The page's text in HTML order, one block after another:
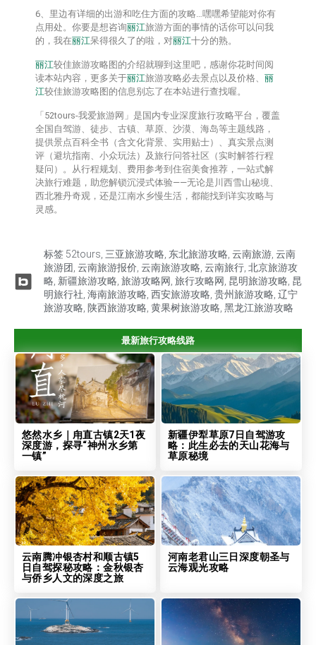
6、里边有详细的出游和吃住方面的攻略…嘿嘿希望能对你有
点用处。你要是想咨询丽江旅游方面的事情的话你可以问我
的，我在丽江呆得很久了的啦，对丽江十分的熟。
丽江较佳旅游攻略图的介绍就聊到这里吧，感谢你花时间阅
读本站内容，更多关于丽江旅游攻略必去景点以及价格、 丽
江较佳旅游攻略图的信息别忘了在本站进行查找喔。
「52tours-我爱旅游网」是国内专业深度旅行攻略平台，覆盖
全国自驾游、徒步、古镇、草原、沙漠、海岛等主题线路，
提供‌景点百科全书‌（含文化背景、实用贴士）、‌真实景点测
评‌（避坑指南、小众玩法）及‌旅行问答社区‌（实时解答行程
疑问）。从行程规划、费用参考到住宿美食推荐，一站式解
决旅行难题，助您解锁沉浸式体验——无论是川西雪山秘境、
西北雅丹奇观，还是江南水乡慢生活，都能找到详实攻略与
灵感。
标签 52tours, 三亚旅游攻略, 东北旅游攻略, 云南旅游, 云南
旅游团, 云南旅游报价, 云南旅游攻略, 云南旅行, 北京旅游攻
略, 新疆旅游攻略, 旅游攻略网, 旅行攻略网, 昆明旅游攻略, 昆
明旅行社, 海南旅游攻略, 西安旅游攻略, 贵州旅游攻略, 辽宁
旅游攻略, 陕西旅游攻略, 黄果树旅游攻略, 黑龙江旅游攻略
最新旅行攻略线路
悠然水乡｜甪直古镇2天1夜
深度游，探寻“神州水乡第
一镇”
新疆伊犁草原7日自驾游攻
略：此生必去的天山花海与
草原秘境
云南腾冲银杏村和顺古镇5
日自驾探秘攻略：金秋银杏
与侨乡人文的深度之旅
河南老君山三日深度朝圣与
云海观光攻略